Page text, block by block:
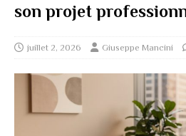
son projet
juillet 2, 2026 Giuseppe Mancini